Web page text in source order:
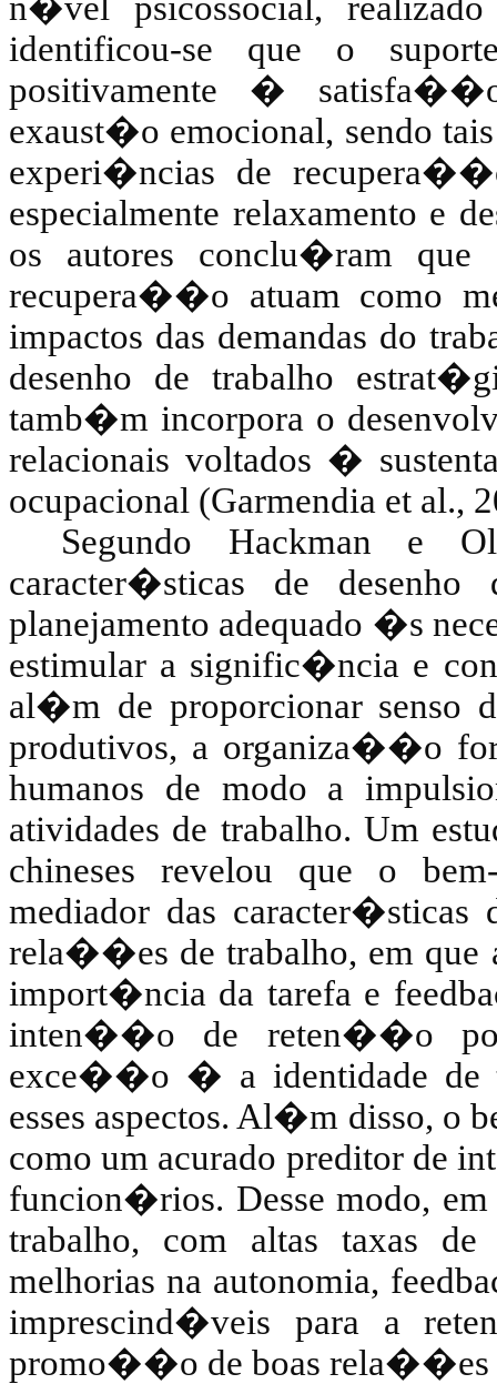
identificou-se que o
positivamente �
exaust�o emocional, sendo
experi�ncias de
especialmente relaxamento e
os autores conclu�ram que
recupera��o atuam como
impactos das demandas do
desenho de trabalho
tamb�m incorpora o
relacionais voltados �
ocupacional (Garmendia et al.,
Segundo Hackman e
caracter�sticas de
planejamento adequado �s
estimular a signific�ncia e
al�m de proporcionar senso
produtivos, a organiza��o
humanos de modo a
atividades de trabalho. Um
chineses revelou que o
mediador das
rela��es de trabalho, em que
import�ncia da tarefa e
inten��o de reten��o
exce��o � a identidade de
esses aspectos. Al�m disso, o
como um acurado preditor de
funcion�rios. Desse modo,
trabalho, com altas taxas
melhorias na autonomia,
imprescind�veis para a
promo��o de boas rela��es